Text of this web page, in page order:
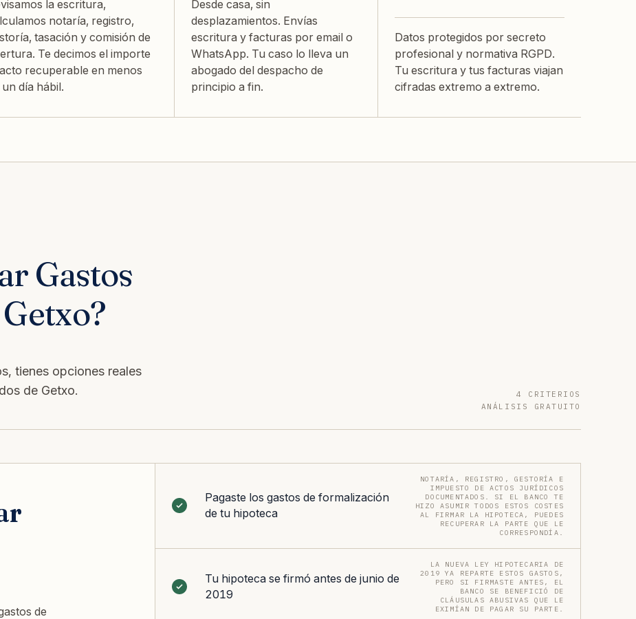
la escritura,
notaría, registro,
tasación y comisión de
Te decimos el importe
recuperable en menos
un día hábil.
Desde casa, sin
desplazamientos. Envías
escritura y facturas por email o
WhatsApp. Tu caso lo lleva un
abogado del despacho de
principio a fin.
Datos protegidos por secreto
profesional y normativa RGPD.
Tu escritura y tus facturas viajan
cifradas extremo a extremo.
Gastos
tienes opciones reales
de Getxo.
4 CRITERIOS
ANÁLISIS GRATUITO
de
Pagaste los gastos de formalización
de tu hipoteca
NOTARÍA, REGISTRO, GESTORÍA E
IMPUESTO DE ACTOS JURÍDICOS
DOCUMENTADOS. SI EL BANCO TE
HIZO ASUMIR TODOS ESTOS COSTES
AL FIRMAR LA HIPOTECA, PUEDES
RECUPERAR LA PARTE QUE LE
CORRESPONDÍA.
Tu hipoteca se firmó antes de junio de
2019
LA NUEVA LEY HIPOTECARIA DE
2019 YA REPARTE ESTOS GASTOS,
PERO SI FIRMASTE ANTES, EL
BANCO SE BENEFICIÓ DE
CLÁUSULAS ABUSIVAS QUE LE
EXIMÍAN DE PAGAR SU PARTE.